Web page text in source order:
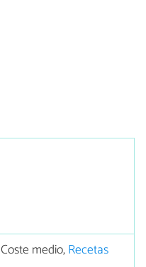
Coste medio,Recetas